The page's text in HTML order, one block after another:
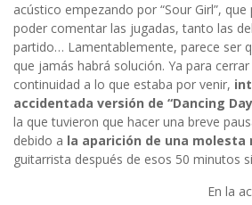
acústico empezando por “Sour Girl”,
poder comentar las jugadas, tanto las
partido… Lamentablemente, parece ser
que jamás habrá solución. Ya para
continuidad a lo que estaba por venir,
accidentada versión de “Dancing
la que tuvieron que hacer una breve
debido a la aparición de una molesta
guitarrista después de esos 50 minutos
En la